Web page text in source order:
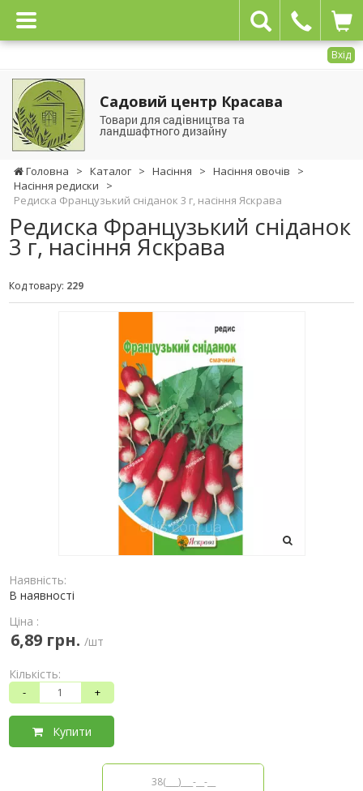
Вхід
Садовий центр Красава
Товари для садівництва та
ландшафтного дизайну
Головна > Каталог > Насіння > Насіння овочів
>
Насіння редиски
>
Редиска Французький сніданок 3 г, насіння Яскрава
Редиска Французький сніданок
3 г, насіння Яскрава
Код товару: 229
Наявність:
В наявності
Ціна :
6,89 грн. /шт
Кількість:
- +
Купити